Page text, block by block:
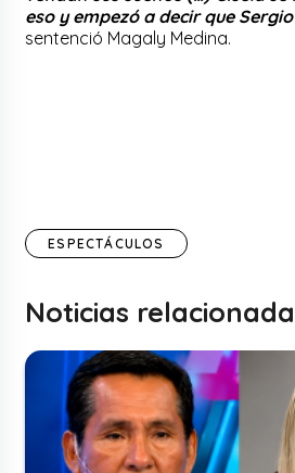
eso y empezó a decir que
sentenció Magaly Medina.
ESPECTÁCULOS
Noticias